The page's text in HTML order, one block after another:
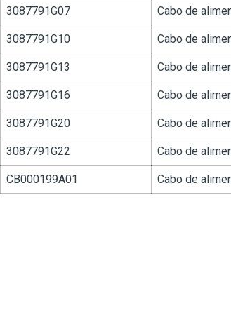
3087791G07 Cabo de
3087791G10 Cabo de
3087791G13 Cabo de
3087791G16 Cabo de
3087791G20 Cabo de
3087791G22 Cabo de
CB000199A01 Cabo de